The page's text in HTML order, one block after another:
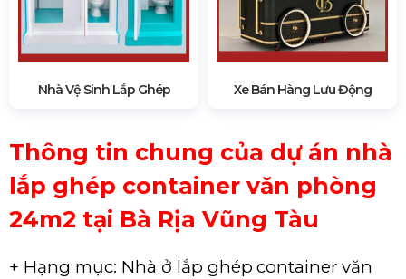
Nhà Vệ Sinh Lắp Ghép Xe Bán Hàng Lưu Động
Thông tin chung của dự án nhà
lắp ghép container văn phòng
24m2 tại Bà Rịa Vũng Tàu
+ Hạng mục: Nhà ở lắp ghép container văn